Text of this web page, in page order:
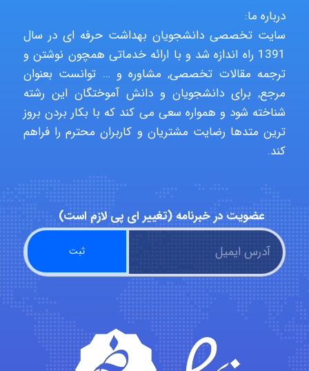
HaddadiMahsa
Niloofar
malekf
abolfazlkoshehe
abolfazlkoshehe
درباره ما:
سایت تخصصی دانشجویان بهداشت حرفه ای در سال
1391 راه اندازه شد و با ارائه خدماتی همچون نوشتن و
ترجمه مقالات تخصصی, مشاوره و … توانست بعنوان
مرجع, برای دانشجویان و دانش آموختگان این رشته
شناخته شود و همواره سعی می کند که با بکار بردن بروز
ترین متدها رضایت مشتریان و کاربران محترم را فراهم
کند.
عضویت در خبرنامه (تغییر ای پی لازم است)